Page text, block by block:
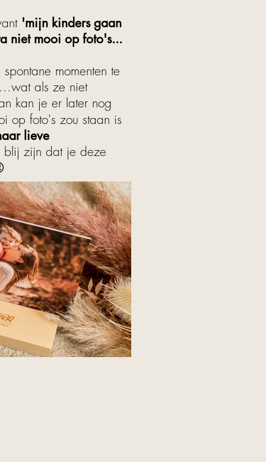
'mijn kinders gaan
niet mooi op foto's...
momenten te
als ze niet
kan je er later nog
op foto's zou staan is
lieve
blij zijn dat je deze